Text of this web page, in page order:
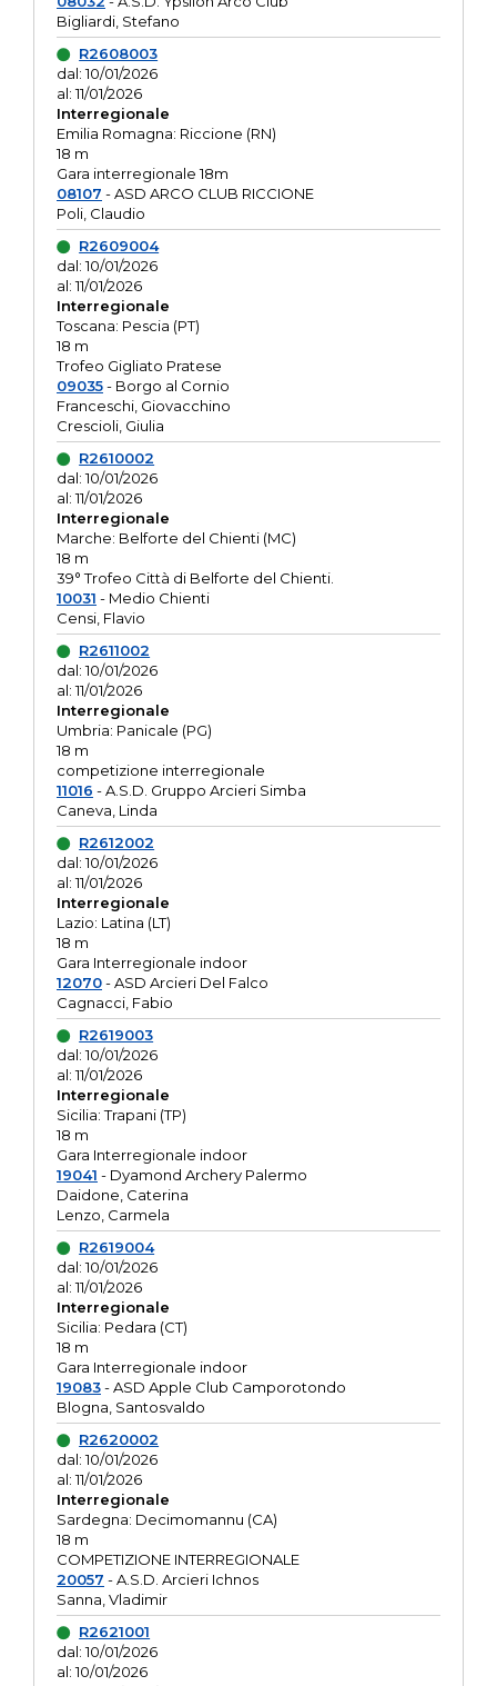
Bigliardi, Stefano
R2608003
dal: 10/01/2026
al: 11/01/2026
Interregionale
Emilia Romagna: Riccione (RN)
18 m
Gara interregionale 18m
08107 - ASD ARCO CLUB RICCIONE
Poli, Claudio
R2609004
dal: 10/01/2026
al: 11/01/2026
Interregionale
Toscana: Pescia (PT)
18 m
Trofeo Gigliato Pratese
09035- Borgo al Cornio
Franceschi, Giovacchino
Crescioli, Giulia
R2610002
dal: 10/01/2026
al: 11/01/2026
Interregionale
Marche: Belforte del Chienti (MC)
18 m
39° Trofeo Città di Belforte del Chienti.
10031 - Medio Chienti
Censi, Flavio
R2611002
dal: 10/01/2026
al: 11/01/2026
Interregionale
Umbria: Panicale (PG)
18 m
competizione interregionale
11016 - A.S.D. Gruppo Arcieri Simba
Caneva, Linda
R2612002
dal: 10/01/2026
al: 11/01/2026
Interregionale
Lazio: Latina (LT)
18 m
Gara Interregionale indoor
12070- ASD Arcieri Del Falco
Cagnacci, Fabio
R2619003
dal: 10/01/2026
al: 11/01/2026
Interregionale
Sicilia: Trapani (TP)
18 m
Gara Interregionale indoor
19041 - Dyamond Archery Palermo
Daidone, Caterina
Lenzo, Carmela
R2619004
dal: 10/01/2026
al: 11/01/2026
Interregionale
Sicilia: Pedara (CT)
18 m
Gara Interregionale indoor
19083- ASD Apple Club Camporotondo
Blogna, Santosvaldo
R2620002
dal: 10/01/2026
al: 11/01/2026
Interregionale
Sardegna: Decimomannu (CA)
18 m
COMPETIZIONE INTERREGIONALE
20057 - A.S.D. Arcieri Ichnos
Sanna, Vladimir
R2621001
dal: 10/01/2026
al: 10/01/2026